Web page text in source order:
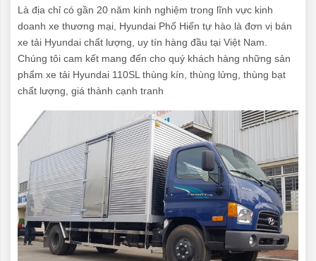
Là địa chỉ có gần 20 năm kinh nghiệm trong lĩnh vực kinh
doanh xe thương mại, Hyundai Phố Hiến tự hào là đơn vị bán
xe tải Hyundai chất lượng, uy tín hàng đầu tại Việt Nam.
Chúng tôi cam kết mang đến cho quý khách hàng những sản
phẩm xe tải Hyundai 110SL thùng kín, thùng lửng, thùng bạt
chất lượng, giá thành cạnh tranh